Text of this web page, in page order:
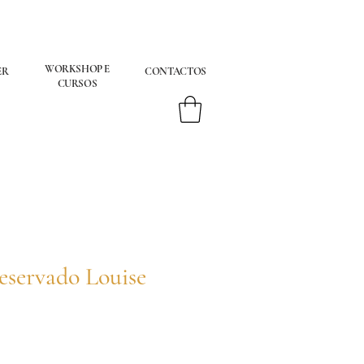
WORKSHOP E
CURSOS
CONTACTOS
Louise